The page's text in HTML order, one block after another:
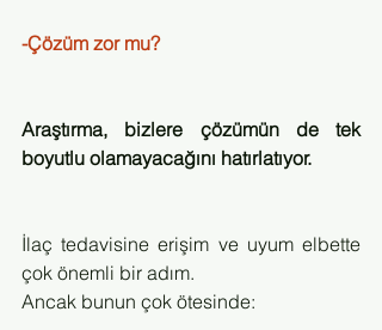
-Çözüm zor mu?
Araştırma, bizlere çözümün de tek
boyutlu olamayacağını hatırlatıyor.
İlaç tedavisine erişim ve uyum elbette
çok önemli bir adım.
Ancak bunun çok ötesinde: